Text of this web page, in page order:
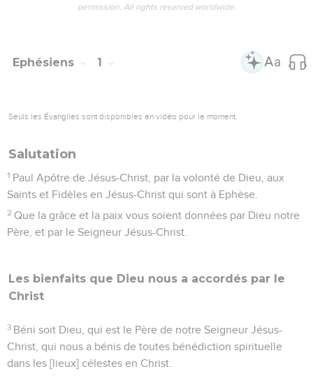
permission. All rights reserved worldwide.
Ephésiens 1
Seuls les Évangiles sont disponibles en vidéo pour le moment.
Salutation
1 Paul Apôtre de Jésus-Christ, par la volonté de Dieu, aux
Saints et Fidèles en Jésus-Christ qui sont à Ephèse.
2 Que la grâce et la paix vous soient données par Dieu notre
Père, et par le Seigneur Jésus-Christ.
Les bienfaits que Dieu nous a accordés par le
Christ
3 Béni soit Dieu, qui est le Père de notre Seigneur Jésus-
Christ, qui nous a bénis de toutes bénédiction spirituelle
dans les [lieux] célestes en Christ.